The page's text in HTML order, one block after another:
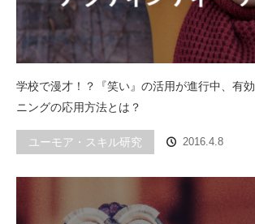
学校で漫才！？『笑い』の活用が進行中、有
ニングの応用方法とは？
ユーモア・スキル研究 2016.4.8